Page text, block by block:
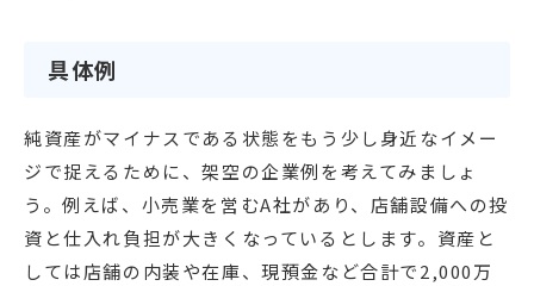
具体例
純資産がマイナスである状態をもう少し身近なイメー
ジで捉えるために、架空の企業例を考えてみましょ
う。例えば、小売業を営むA社があり、店舗設備への投
資と仕入れ負担が大きくなっているとします。資産と
しては店舗の内装や在庫、現預金など合計で2,000万